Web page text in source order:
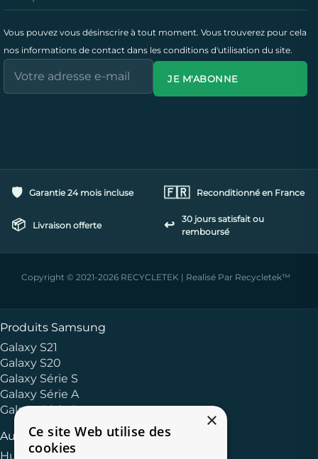
Vous pouvez vous désinscrire à tout moment. Vous trouverez pour cela
nos informations de contact dans les conditions d'utilisation du site.
JE M'ABONNE
🛡️ Garantie 24 mois incluse 🇫🇷 Reconditionné en France
📦 Livraison offerte ↩️
30 jours satisfait ou
remboursé
Copyright © 2021-2026 RECYCLETEK | Realisé Par Recycletek™
Autres Marques
Huawei
Produits Samsung
Galaxy S21
Galaxy S20
Galaxy Série S
Galaxy Série A
Galaxy Série J
×
Ce site Web utilise des
cookies